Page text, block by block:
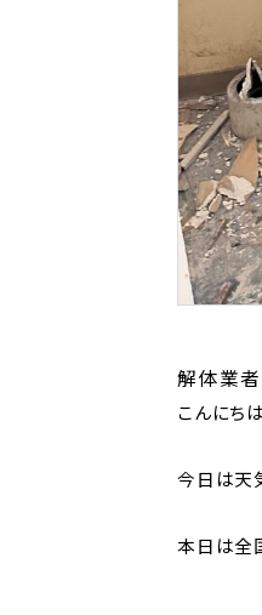
解体業
こんにち
今日は天
本日は全